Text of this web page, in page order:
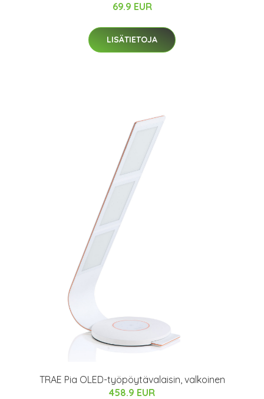
69.9 EUR
LISÄTIETOJA
TRAE Pia OLED-työpöytävalaisin, valkoinen
458.9 EUR